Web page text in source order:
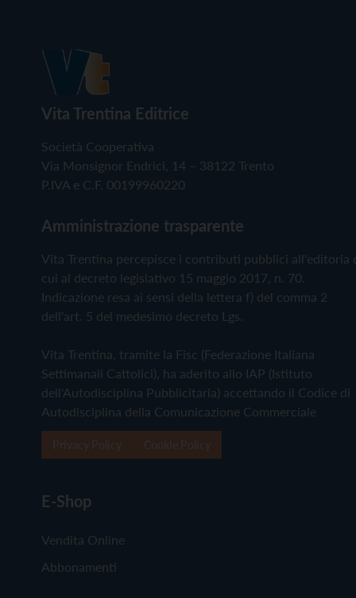
Vita Trentina Editrice
Società Cooperativa
Via Monsignor Endrici, 14 – 38122 Trento
P.IVA e C.F. 00199960220
Amministrazione trasparente
Vita Trentina percepisce i contributi pubblici all'editoria
cui al decreto legislativo 15 maggio 2017, n. 70.
Indicazione resa ai sensi della lettera f) del comma 2
dell'art. 5 del medesimo decreto Lgs.
Vita Trentina, tramite la Fisc (Federazione Italiana
Settimanali Cattolici), ha aderito allo IAP (Istituto
dell'Autodisciplina Pubblicitaria) accettando il Codice di
Autodisciplina della Comunicazione Commerciale
E-Shop
Vendita Online
Abbonamenti